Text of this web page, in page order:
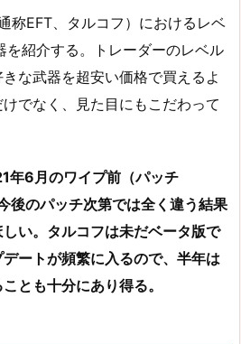
EFT、タルコフ）におけるレベ
紹介する。トレーダーのレベル
な武器を超安い価格で買えるよ
でなく、見た目にもこだわって
年6月のワイプ前（パッチ
後のパッチ次第では全く違う結果
い。タルコフは未だベータ版で
ートが頻繁に入るので、半年は
とも十分にあり得る。